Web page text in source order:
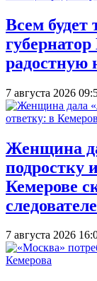
Всем будет
радостную
7 августа 2026
Женщина
подростку
Кемерове
7 августа 2026